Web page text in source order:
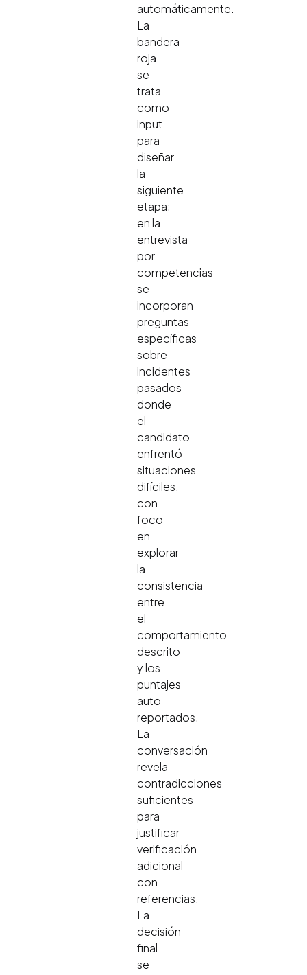
automáticamente.
La
bandera
roja
se
trata
como
input
para
diseñar
la
siguiente
etapa:
en la
entrevista
por
competencias
se
incorporan
preguntas
específicas
sobre
incidentes
pasados
donde
el
candidato
enfrentó
situaciones
difíciles,
con
foco
en
explorar
la
consistencia
entre
el
comportamiento
descrito
y los
puntajes
auto-
reportados.
La
conversación
revela
contradicciones
suficientes
para
justificar
verificación
adicional
con
referencias.
La
decisión
final
se